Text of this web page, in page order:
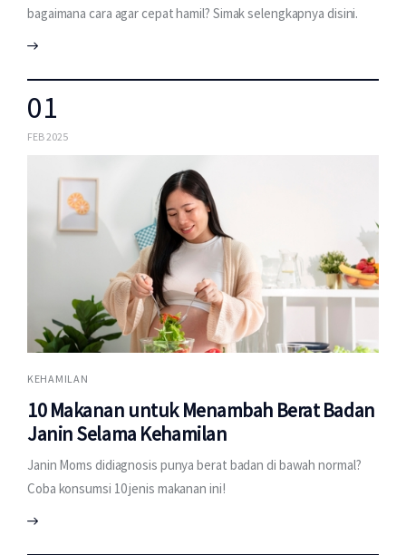
bagaimana cara agar cepat hamil? Simak selengkapnya disini.
01
FEB 2025
KEHAMILAN
10 Makanan untuk Menambah Berat Badan
Janin Selama Kehamilan
Janin Moms didiagnosis punya berat badan di bawah normal?
Coba konsumsi 10 jenis makanan ini!